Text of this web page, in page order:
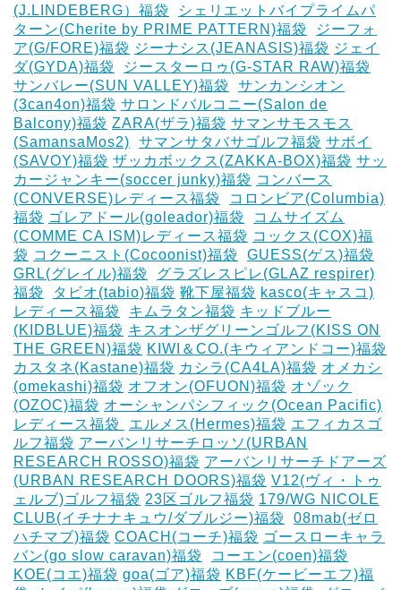
(J.LINDEBERG）福袋
シェリエットバイプライムパ
ターン(Cherite by PRIME PATTERN)福袋
ジーフォ
ア(G/FORE)福袋 ジーナシス(JEANASIS)福袋 ジェイ
ダ(GYDA)福袋
ジースターロゥ(G-STAR RAW)福袋
サンバレー(SUN VALLEY)福袋
サンカンシオン
(3can4on)福袋 サロンドバルコニー(Salon de
Balcony)福袋 ZARA(ザラ)福袋 サマンサモスモス
(SamansaMos2)
サマンサタバサゴルフ福袋 サボイ
(SAVOY)福袋 ザッカボックス(ZAKKA-BOX)福袋 サッ
カージャンキー(soccer junky)福袋 コンバース
(CONVERSE)レディース福袋
コロンビア(Columbia)
福袋 ゴレアドール(goleador)福袋
コムサイズム
(COMME CA ISM)レディース福袋 コックス(COX)福
袋 コクーニスト(Cocoonist)福袋
GUESS(ゲス)福袋
GRL(グレイル)福袋
グラズレスピレ(GLAZ respirer)
福袋
タビオ(tabio)福袋 靴下屋福袋 kasco(キャスコ)
レディース福袋
キムラタン福袋 キッドブルー
(KIDBLUE)福袋 キスオンザグリーンゴルフ(KISS ON
THE GREEN)福袋 KIWI＆CO.(キウィアンドコー)福袋
カスタネ(Kastane)福袋 カシラ(CA4LA)福袋 ‎オメカシ
(omekashi)福袋 オフオン(OFUON)福袋 オゾック
(OZOC)福袋 オーシャンパシフィック(Ocean Pacific)
レディース福袋 ‎
エルメス(Hermes)福袋 エフィカスゴ
ルフ福袋 アーバンリサーチロッソ(URBAN
RESEARCH ROSSO)福袋 アーバンリサーチドアーズ
(URBAN RESEARCH DOORS)福袋 V12(ヴィ・トゥ
ェルブ)ゴルフ福袋 23区ゴルフ福袋 179/WG NICOLE
CLUB(イチナナキュウ/ダブルジー)福袋
08mab(ゼロ
ハチマブ)福袋 COACH(コーチ)福袋 ゴースローキャラ
バン(go slow caravan)福袋
コーエン(coen)福袋
KOE(コエ)福袋 goa(ゴア)福袋 KBF(ケービーエフ)福